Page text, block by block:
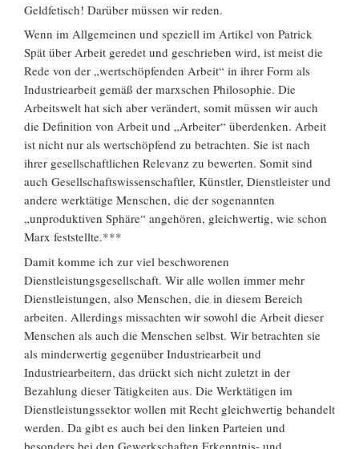
Geldfetisch! Darüber müssen wir reden.
Wenn im Allgemeinen und speziell im Artikel von Patrick
Spät über Arbeit geredet und geschrieben wird, ist meist die
Rede von der „wertschöpfenden Arbeit“ in ihrer Form als
Industriearbeit gemäß der marxschen Philosophie. Die
Arbeitswelt hat sich aber verändert, somit müssen wir auch
die Definition von Arbeit und „Arbeiter“ überdenken. Arbeit
ist nicht nur als wertschöpfend zu betrachten. Sie ist nach
ihrer gesellschaftlichen Relevanz zu bewerten. Somit sind
auch Gesellschaftswissenschaftler, Künstler, Dienstleister und
andere werktätige Menschen, die der sogenannten
„unproduktiven Sphäre“ angehören, gleichwertig, wie schon
Marx feststellte.***
Damit komme ich zur viel beschworenen
Dienstleistungsgesellschaft. Wir alle wollen immer mehr
Dienstleistungen, also Menschen, die in diesem Bereich
arbeiten. Allerdings missachten wir sowohl die Arbeit dieser
Menschen als auch die Menschen selbst. Wir betrachten sie
als minderwertig gegenüber Industriearbeit und
Industriearbeitern, das drückt sich nicht zuletzt in der
Bezahlung dieser Tätigkeiten aus. Die Werktätigen im
Dienstleistungssektor wollen mit Recht gleichwertig behandelt
werden. Da gibt es auch bei den linken Parteien und
besonders bei den Gewerkschaften Erkenntnis- und